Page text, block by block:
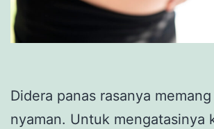
Didera panas rasanya
nyaman. Untuk mengatasinya